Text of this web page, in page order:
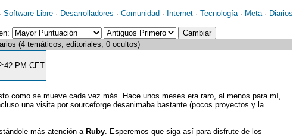
Software Libre· Desarrolladores · Comunidad · Internet· Tecnología· Meta· Diarios
(4 temáticos, editoriales, 0 ocultos)
PM CET
como se mueve cada vez más. Hace unos meses era raro, al menos para mí,
una visita por sourceforge desanimaba bastante (pocos proyectos y la
más atención a Ruby. Esperemos que siga así para disfrute de los